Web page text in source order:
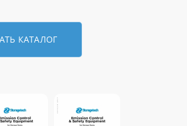
КАТАЛОГ